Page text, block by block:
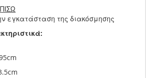
εγκατάσταση της διακόσμησης